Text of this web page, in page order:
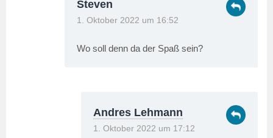
Steven
1. Oktober 2022 um 16:52
Wo soll denn da der Spaß sein?
Andres Lehmann
1. Oktober 2022 um 17:12